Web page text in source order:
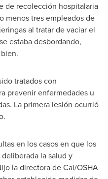
de recolección hospitalaria
menos tres empleados de
al tratar de vaciar el
estaba desbordando,
tratados con
prevenir enfermedades u
La primera lesión ocurrió
en los casos en que los
la salud y
la directora de Cal/OSHA